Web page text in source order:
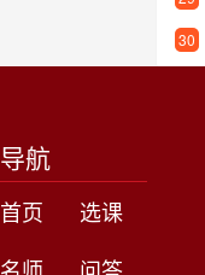
30
导航
首页
选课